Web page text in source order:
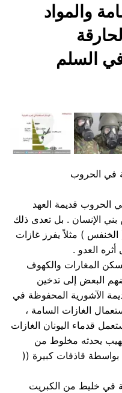
والمواد
في السلم
في الحروب
الحروب قديمة العهد
الإنسان . بل تعدى ذلك
الخنفس ) مثلاً يفرز غازات
العدو .
المغارات والكهوف
البعض إلى تدخين
الآشورية المحفوظة في
الغازات السامة ،
قدماء اليونان الغازات
. م بشكل لهيب يحدثه مخلوط من
بواسطة قاذفات كبيرة ((
في خليط من الكبريت